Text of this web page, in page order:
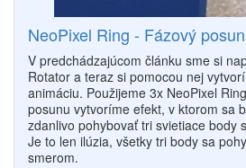
NeoPixel Ring - Fázový posun
V predchádzajúcom článku sme si
Rotator a teraz si pomocou nej
animáciu. Použijeme 3x NeoPixel
posunu vytvoríme efekt, v ktorom sa
zdanlivo pohybovať tri svietiace body
Je to len ilúzia, všetky tri body sa
smerom.